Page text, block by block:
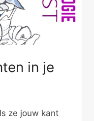
in je
ze jouw kant